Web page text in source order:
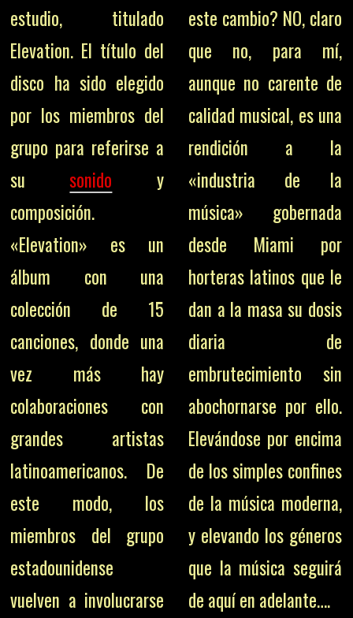
estudio, titulado
Elevation. El título del
disco ha sido elegido
por los miembros del
grupo para referirse a
susonido y
composición.
«Elevation» es un
álbum con una
colección de 15
canciones, donde una
vez más hay
colaboraciones con
grandes artistas
latinoamericanos. De
este modo, los
miembros del grupo
estadounidense
vuelven a involucrarse
este cambio? NO, claro
que no, para mí,
aunque no carente de
calidad musical, es una
rendición a la
«industria de la
música» gobernada
desde Miami por
horteras latinos que le
dan a la masa su dosis
diaria de
embrutecimiento sin
abochornarse por ello.
Elevándose por encima
de los simples confines
de la música moderna,
y elevando los géneros
que la música seguirá
de aquí en adelante….